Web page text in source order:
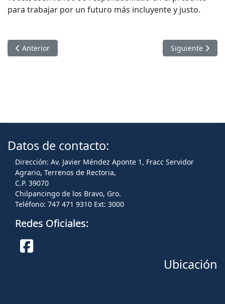
para trabajar por un futuro más incluyente y justo.
Artículo anterior: RECTOR JAVIER SALDAÑA ASISTE A
Anterior Artículo
Siguiente
Datos de contacto:
Dirección: Av. Javier Méndez Aponte 1, Fracc Servidor
Agrario, Terrenos de Rectoria,
C.P. 39070
Chilpancingo de los Bravo, Gro.
Teléfono: 747 471 9310 Ext: 3000
Redes Oficiales:
Ubicación